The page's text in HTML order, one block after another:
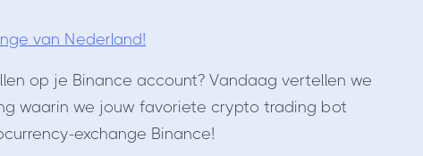
van Nederland!
op je Binance account? Vandaag vertellen we
waarin we jouw favoriete crypto trading bot
exchange Binance!